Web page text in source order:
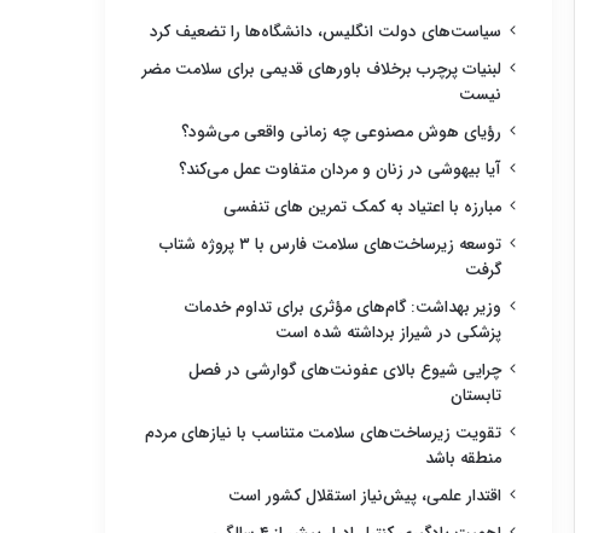
سیاست‌های دولت انگلیس، دانشگاه‌ها را تضعیف کرد
لبنیات پرچرب برخلاف باورهای قدیمی برای سلامت مضر
نیست
رؤیای هوش مصنوعی چه زمانی واقعی می‌شود؟
آیا بیهوشی در زنان و مردان متفاوت عمل می‌کند؟
مبارزه با اعتیاد به کمک تمرین های تنفسی
توسعه زیرساخت‌های سلامت فارس با ۳ پروژه شتاب
گرفت
وزیر بهداشت: گام‌های مؤثری برای تداوم خدمات
پزشکی در شیراز برداشته شده است
چرایی شیوع بالای عفونت‌های گوارشی در فصل
تابستان
تقویت زیرساخت‌های سلامت متناسب با نیازهای مردم
منطقه باشد
اقتدار علمی، پیش‌نیاز استقلال کشور است